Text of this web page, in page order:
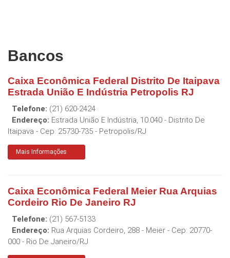
Bancos
Caixa Econômica Federal Distrito De Itaipava
Estrada União E Indústria Petropolis RJ
Telefone: (21) 620-2424
Endereço: Estrada União E Indústria, 10.040 - Distrito De
Itaipava - Cep: 25730-735 - Petropolis/RJ
Mais Informações
Caixa Econômica Federal Meier Rua Arquias
Cordeiro Rio De Janeiro RJ
Telefone: (21) 567-5133
Endereço: Rua Arquias Cordeiro, 288 - Meier - Cep: 20770-
000 - Rio De Janeiro/RJ